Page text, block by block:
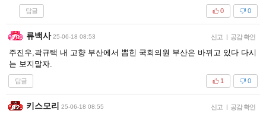
답글 0
0
류백사 25-06-18 08:53 신고 | 공감 확인
주진우,곽규택 내 고향 부산에서 뽑힌 국회의원 부산은 바뀌고 있다 다시
는 보지말자.
답글 0
1
키스모리 25-06-18 08:55 신고 | 공감 확인